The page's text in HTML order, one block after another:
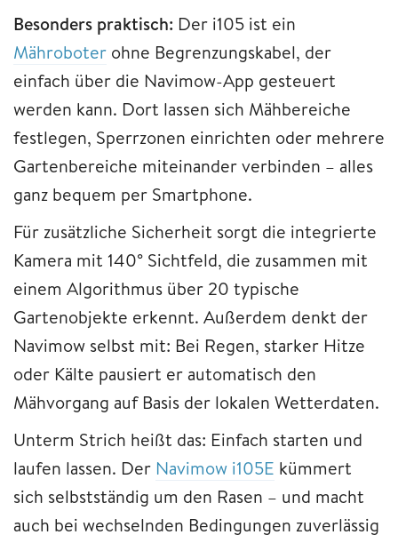
Besonders praktisch: Der i105 ist ein
Mähroboter ohne Begrenzungskabel, der
einfach über die Navimow-App gesteuert
werden kann. Dort lassen sich Mähbereiche
festlegen, Sperrzonen einrichten oder mehrere
Gartenbereiche miteinander verbinden – alles
ganz bequem per Smartphone.
Für zusätzliche Sicherheit sorgt die integrierte
Kamera mit 140° Sichtfeld, die zusammen mit
einem Algorithmus über 20 typische
Gartenobjekte erkennt. Außerdem denkt der
Navimow selbst mit: Bei Regen, starker Hitze
oder Kälte pausiert er automatisch den
Mähvorgang auf Basis der lokalen Wetterdaten.
Unterm Strich heißt das: Einfach starten und
laufen lassen. Der Navimow i105E kümmert
sich selbstständig um den Rasen – und macht
auch bei wechselnden Bedingungen zuverlässig